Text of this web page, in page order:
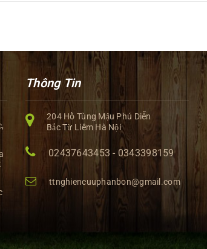
Thông Tin
204 Hồ Tùng Mậu Phú Diễn
Bắc Từ Liêm Hà Nội
02437643453 - 0343398159
ttnghiencuuphanbon@gmail.com